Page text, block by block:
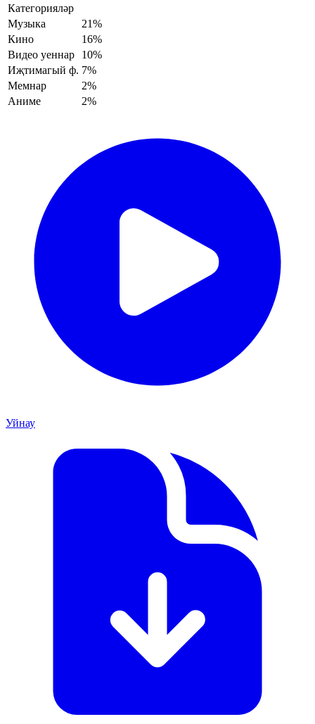
Категорияләр
Музыка
21%
Кино
16%
Видео уеннар
10%
Иҗтимагый ф. 7%
Мемнар
2%
Аниме
2%
Уйнау